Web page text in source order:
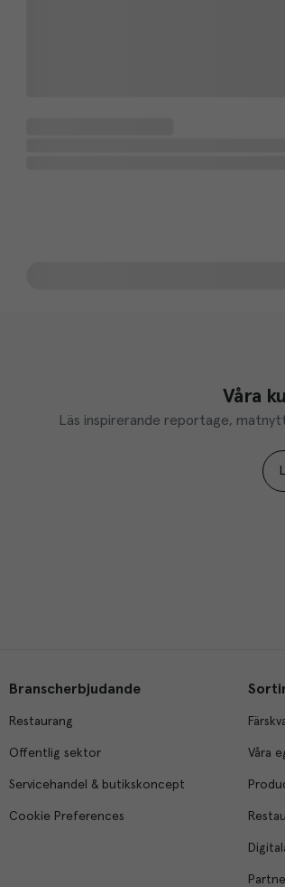
Våra
Läs inspirerande reportage,
Branscherbjudande
Restaurang
Offentlig sektor
Servicehandel & butikskoncept
Cookie Preferences
Våra